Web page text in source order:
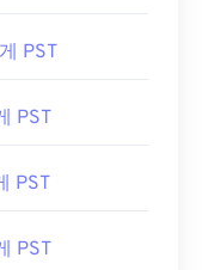
PST
PST
PST
PST